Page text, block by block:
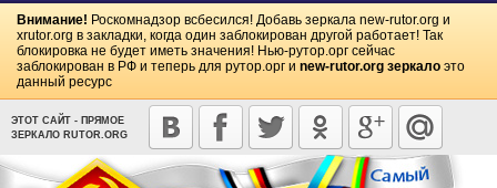
Внимание! Роскомнадзор всбесился! Добавь зеркала new-rutor.org и
xrutor.org в закладки, когда один заблокирован другой работает! Так
блокировка не будет иметь значения! Нью-рутор.орг сейчас
заблокирован в РФ и теперь для рутор.орг и new-rutor.org зеркало это
данный ресурс
ЭТОТ САЙТ - ПРЯМОЕ
ЗЕРКАЛО RUTOR.ORG